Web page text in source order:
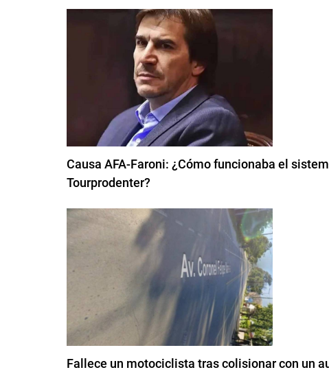
Causa AFA-Faroni: ¿Cómo funcionaba el
Tourprodenter?
Fallece un motociclista tras colisionar con un